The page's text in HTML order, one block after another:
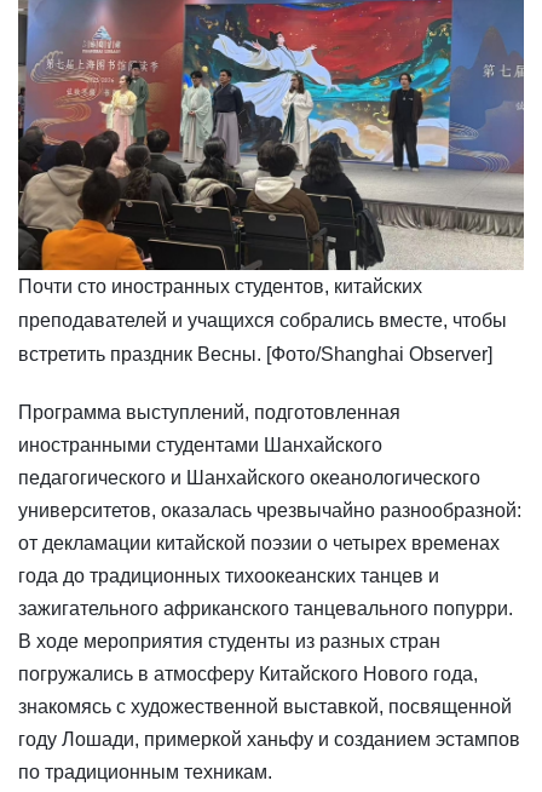
Почти сто иностранных студентов, китайских
преподавателей и учащихся собрались вместе, чтобы
встретить праздник Весны. [Фото/Shanghai Observer]
​Программа выступлений, подготовленная
иностранными студентами Шанхайского
педагогического и Шанхайского океанологического
университетов, оказалась чрезвычайно разнообразной:
от декламации китайской поэзии о четырех временах
года до традиционных тихоокеанских танцев и
зажигательного африканского танцевального попурри.
В ходе мероприятия студенты из разных стран
погружались в атмосферу Китайского Нового года,
знакомясь с художественной выставкой, посвященной
году Лошади, примеркой ханьфу и созданием эстампов
по традиционным техникам.